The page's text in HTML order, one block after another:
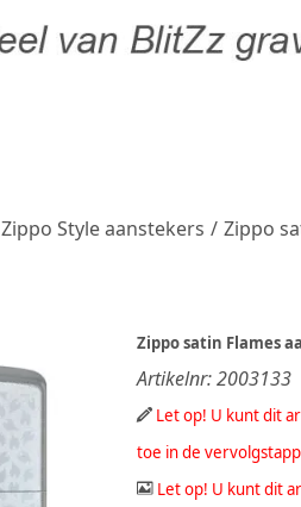
Zippo Style aanstekers / Zippo
Zippo satin Flames
Artikelnr:2003133
Let op! U kunt dit
toe in de
Let op! U kunt dit